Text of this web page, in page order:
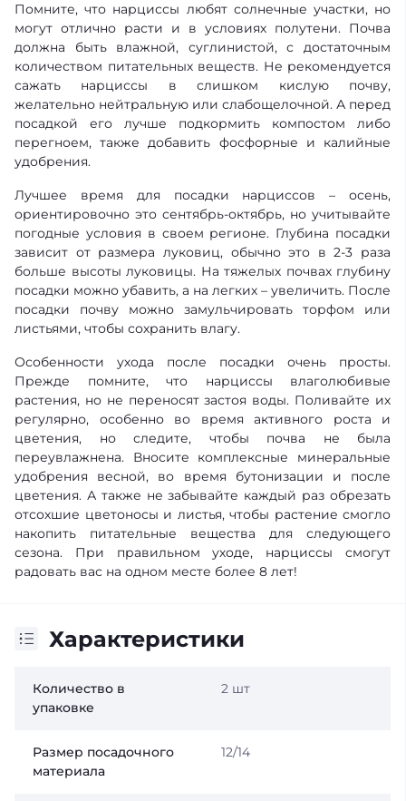
Помните, что нарциссы любят солнечные участки, но
могут отлично расти и в условиях полутени. Почва
должна быть влажной, суглинистой, с достаточным
количеством питательных веществ. Не рекомендуется
сажать нарциссы в слишком кислую почву,
желательно нейтральную или слабощелочной. А перед
посадкой его лучше подкормить компостом либо
перегноем, также добавить фосфорные и калийные
удобрения.
Лучшее время для посадки нарциссов – осень,
ориентировочно это сентябрь-октябрь, но учитывайте
погодные условия в своем регионе. Глубина посадки
зависит от размера луковиц, обычно это в 2-3 раза
больше высоты луковицы. На тяжелых почвах глубину
посадки можно убавить, а на легких – увеличить. После
посадки почву можно замульчировать торфом или
листьями, чтобы сохранить влагу.
Особенности ухода после посадки очень просты.
Прежде помните, что нарциссы влаголюбивые
растения, но не переносят застоя воды. Поливайте их
регулярно, особенно во время активного роста и
цветения, но следите, чтобы почва не была
переувлажнена. Вносите комплексные минеральные
удобрения весной, во время бутонизации и после
цветения. А также не забывайте каждый раз обрезать
отсохшие цветоносы и листья, чтобы растение смогло
накопить питательные вещества для следующего
сезона. При правильном уходе, нарциссы смогут
радовать вас на одном месте более 8 лет!
Характеристики
Количество в
упаковке
2 шт
Размер посадочного
материала
12/14